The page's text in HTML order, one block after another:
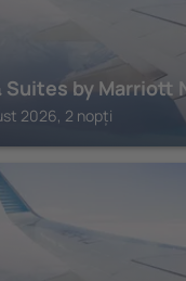
Suites by Marriott
2026, 2 nopți